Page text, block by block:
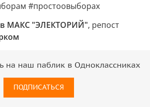
#простоовыборах
в МАКС "ЭЛЕКТОРИЙ", репост
на наш паблик в Одноклассниках
ПОДПИСАТЬСЯ